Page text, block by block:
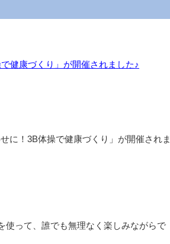
健康づくり」が開催されました♪
に！3B体操で健康づくり」が開催されま
使って、誰でも無理なく楽しみながらで